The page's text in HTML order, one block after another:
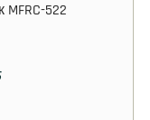
522